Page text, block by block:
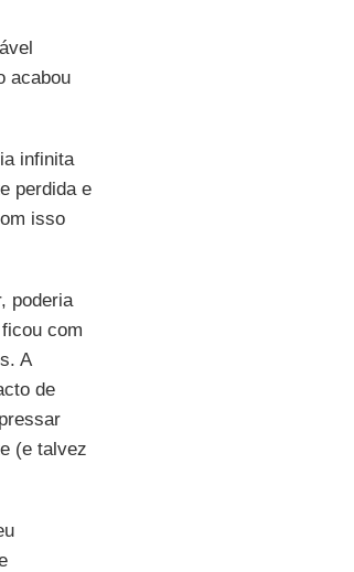
acabou
infinita
perdida e
isso
poderia
com
A
de
(e talvez